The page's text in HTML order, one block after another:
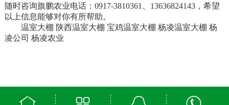
随时咨询旗鹏农业电话：0917-3810361、13636824143，希望
以上信息能够对你有所帮助。
温室大棚 陕西温室大棚 宝鸡温室大棚 杨凌温室大棚 杨
凌公司 杨凌农业